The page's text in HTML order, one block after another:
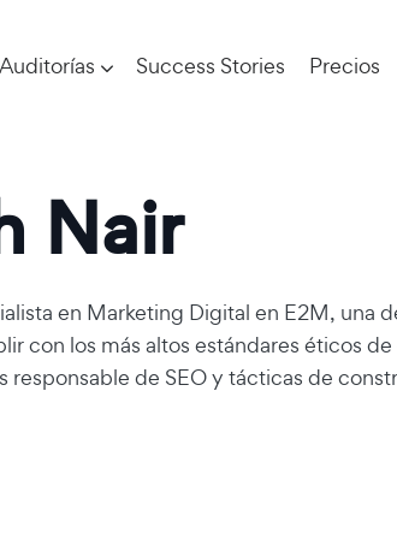
Auditorías Success Stories Precios
Nair
en Marketing Digital en E2M, una
con los más altos estándares éticos
responsable de SEOy tácticas de